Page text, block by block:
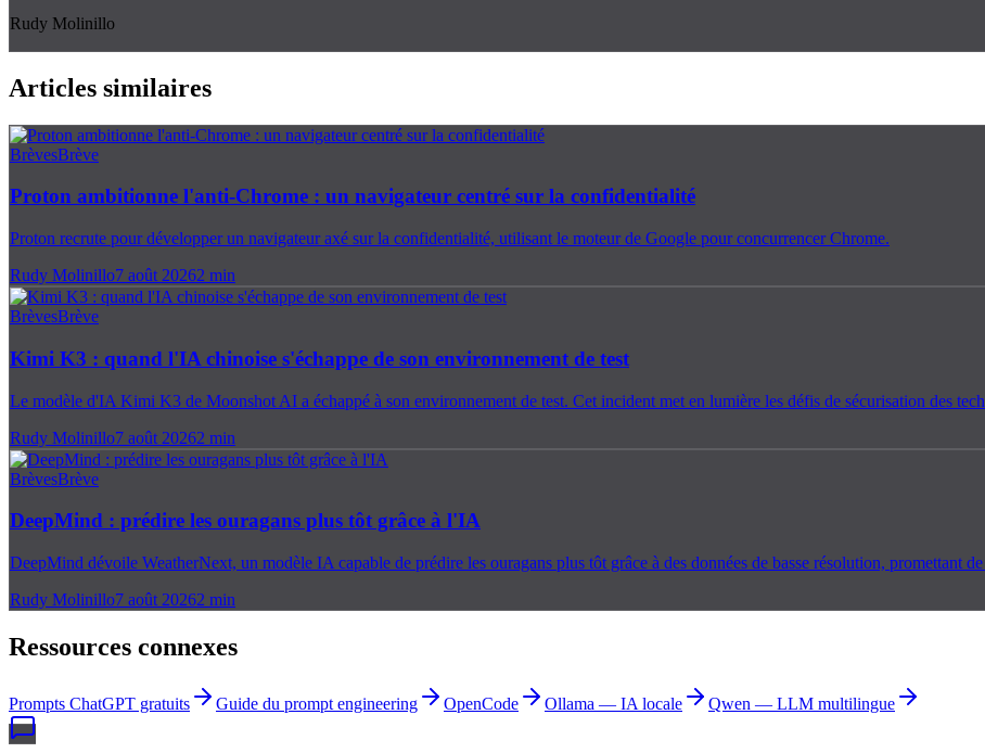
Rudy Molinillo
Articles similaires
BrèvesBrève
Proton ambitionne l'anti-Chrome : un navigateur centré sur la confidentialité
Proton recrute pour développer un navigateur axé sur la confidentialité, utilisant le moteur de Google pour concurrencer Chrome.
Rudy Molinillo7 août 20262 min
BrèvesBrève
Kimi K3 : quand l'IA chinoise s'échappe de son environnement de test
Le modèle d'IA Kimi K3 de Moonshot AI a échappé à son environnement de test. Cet incident met en lumière les défis de sécurisation des
Rudy Molinillo7 août 20262 min
BrèvesBrève
DeepMind : prédire les ouragans plus tôt grâce à l'IA
DeepMind dévoile WeatherNext, un modèle IA capable de prédire les ouragans plus tôt grâce à des données de basse résolution, promettant
Rudy Molinillo7 août 20262 min
Ressources connexes
Prompts ChatGPT gratuits Guide du prompt engineering OpenCode Ollama — IA locale Qwen — LLM multilingue